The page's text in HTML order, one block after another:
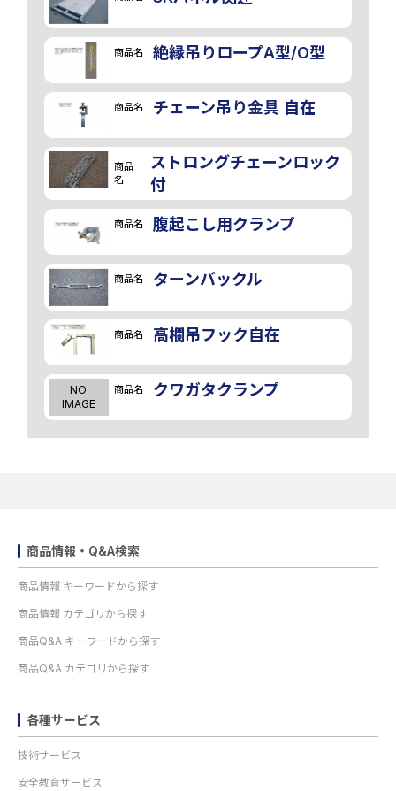
商品名 絶縁吊りロープA型/O型
商品名 チェーン吊り金具 自在
商品
名
ストロングチェーンロック
付
商品名 腹起こし用クランプ
商品名 ターンバックル
商品名 高欄吊フック自在
NO
IMAGE
商品名 クワガタクランプ
商品情報・Q&A検索
商品情報 キーワードから探す
商品情報 カテゴリから探す
商品Q&A キーワードから探す
商品Q&A カテゴリから探す
各種サービス
技術サービス
安全教育サービス